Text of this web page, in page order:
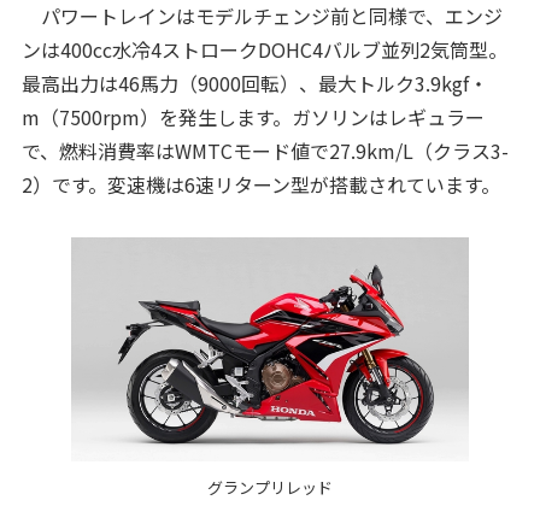
パワートレインはモデルチェンジ前と同様で、エンジ
ンは400cc水冷4ストロークDOHC4バルブ並列2気筒型。
最高出力は46馬力（9000回転）、最大トルク3.9kgf・
m（7500rpm）を発生します。ガソリンはレギュラー
で、燃料消費率はWMTCモード値で27.9km/L（クラス3-
2）です。変速機は6速リターン型が搭載されています。
グランプリレッド